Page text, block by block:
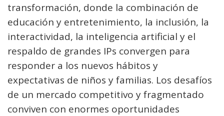
transformación, donde la combinación de
educación y entretenimiento, la inclusión, la
interactividad, la inteligencia artificial y el
respaldo de grandes IPs convergen para
responder a los nuevos hábitos y
expectativas de niños y familias. Los desafíos
de un mercado competitivo y fragmentado
conviven con enormes oportunidades